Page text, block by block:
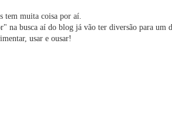
tem muita coisa por aí.
na busca aí do blog já vão ter diversão para um
usar e ousar!